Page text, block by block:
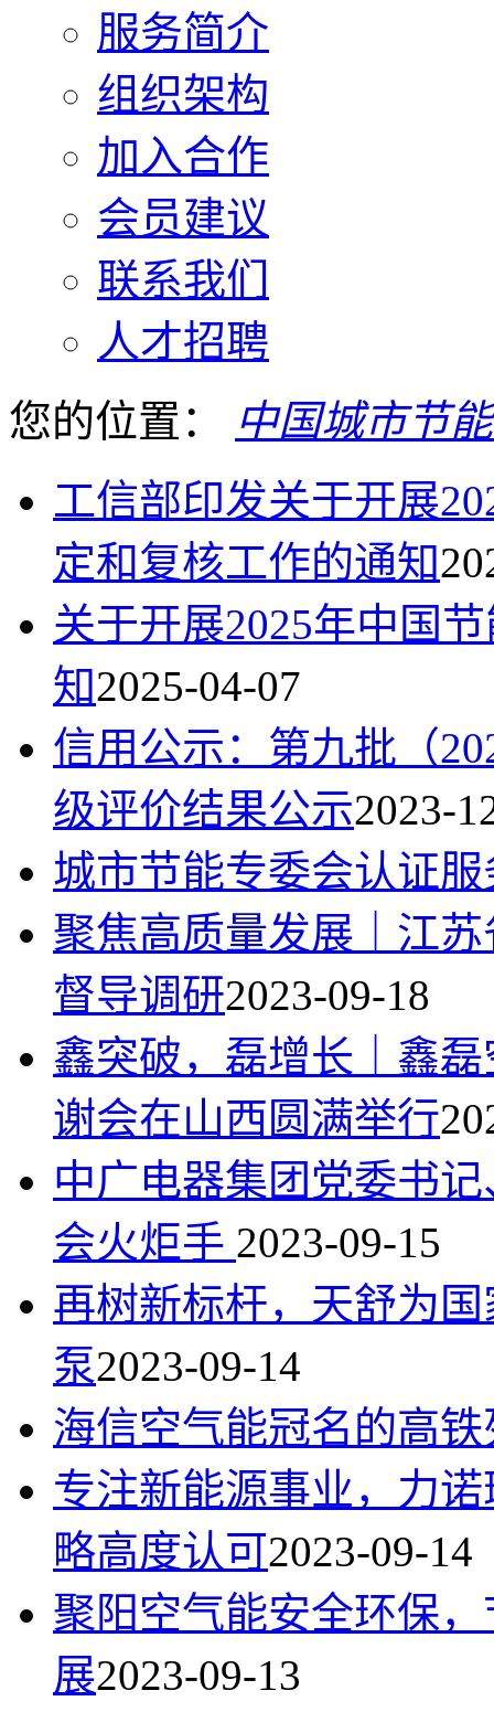
服务简介
组织架构
加入合作
会员建议
联系我们
人才招聘
您的位置：
中国城市节
工信部印发关于开展
定和复核工作的通知
关于开展2025年中国
知2025-04-07
信用公示：第九批（
级评价结果公示2023-
城市节能专委会认证
聚焦高质量发展｜江
督导调研2023-09-18
鑫突破，磊增长｜鑫
谢会在山西圆满举行
中广电器集团党委书
会火炬手 2023-09-15
再树新标杆，天舒为
泵2023-09-14
海信空气能冠名的高
专注新能源事业，力诺
略高度认可2023-09-14
聚阳空气能安全环保
展2023-09-13